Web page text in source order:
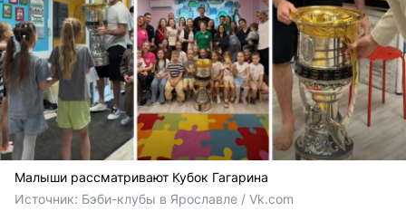
Малыши рассматривают Кубок Гагарина
Источник: Бэби-клубы в Ярославле / Vk.com